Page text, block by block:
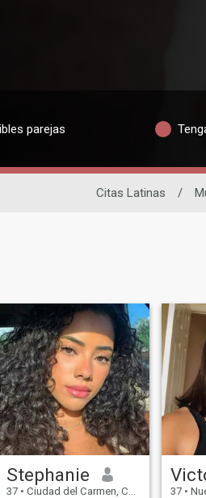
parejas
Citas Latinas /
Stephanie
37 • Ciudad del Carmen, Campeche, México
37 •